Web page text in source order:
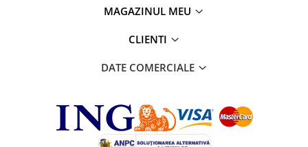
MAGAZINUL MEU
CLIENTI
DATE COMERCIALE